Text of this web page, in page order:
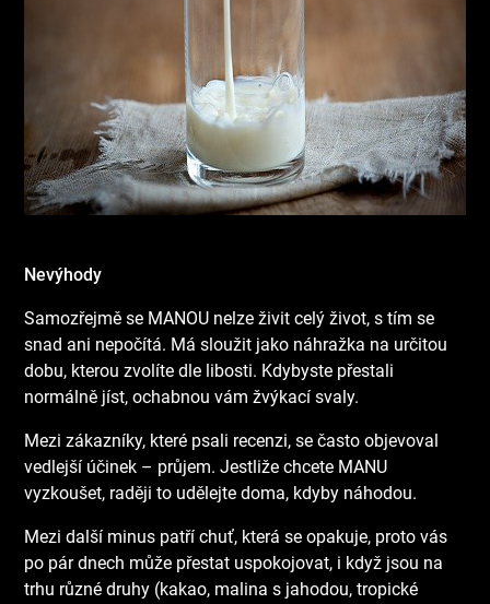
Nevýhody
Samozřejmě se MANOU nelze živit celý život, s tím se
snad ani nepočítá. Má sloužit jako náhražka na určitou
dobu, kterou zvolíte dle libosti. Kdybyste přestali
normálně jíst, ochabnou vám žvýkací svaly.
Mezi zákazníky, které psali recenzi, se často objevoval
vedlejší účinek – průjem. Jestliže chcete MANU
vyzkoušet, raději to udělejte doma, kdyby náhodou.
Mezi další minus patří chuť, která se opakuje, proto vás
po pár dnech může přestat uspokojovat, i když jsou na
trhu různé druhy (kakao, malina s jahodou, tropické